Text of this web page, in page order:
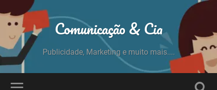
Comunicação & Cia
Publicidade, Marketing e muito mais....